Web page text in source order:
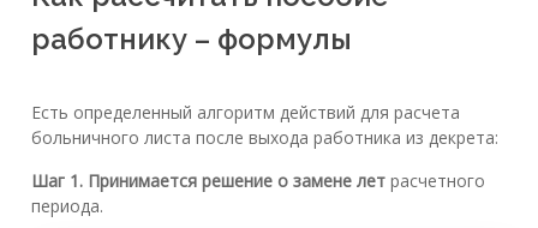
работнику – формулы
Есть определенный алгоритм действий для расчета
больничного листа после выхода работника из декрета:
Шаг 1. Принимается решение о замене лет расчетного
периода.